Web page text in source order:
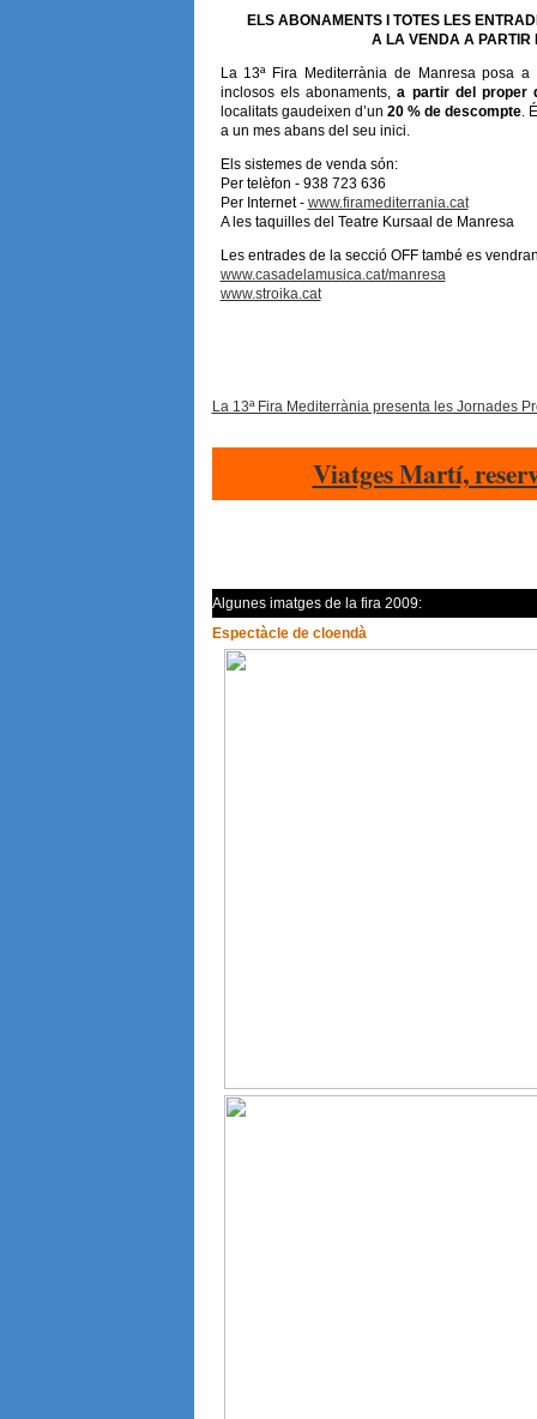
ELS ABONAMENTS I TOTES LES
A LA VENDA A PARTIR
La 13ª Fira Mediterrània de Manresa posa
inclosos els abonaments,a partir del proper
localitats gaudeixen d’un 20 % de descompte.
a un mes abans del seu inici.
Els sistemes de venda són:
Per telèfon - 938 723 636
Per Internet - www.firamediterrania.cat
A les taquilles del Teatre Kursaal de Manresa
Les entrades de la secció OFF també es
www.casadelamusica.cat/manresa
www.stroika.cat
La 13ª Fira Mediterrània presenta les Jornades
Viatges Martí,
Algunes imatges de la fira 2009:
Espectàcle de cloendà